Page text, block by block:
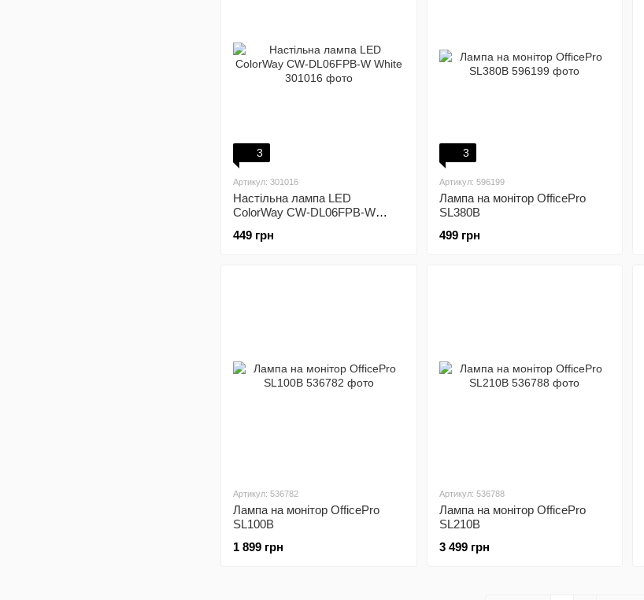
3
Артикул: 301016
Настільна лампа LED
ColorWay CW-DL06FPB-W
449 грн
3
Артикул: 596199
Лампа на монітор OfficePro
SL380B
499 грн
Артикул: 536782
Лампа на монітор OfficePro
SL100B
1 899 грн
Артикул: 536788
Лампа на монітор OfficePro
SL210B
3 499 грн